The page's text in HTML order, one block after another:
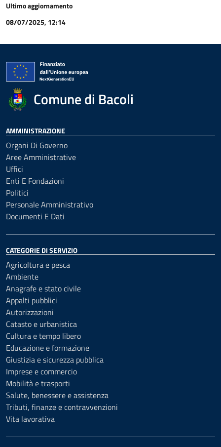
Ultimo aggiornamento
08/07/2025, 12:14
Comune di Bacoli
AMMINISTRAZIONE
Organi Di Governo
Aree Amministrative
Uffici
Enti E Fondazioni
Politici
Personale Amministrativo
Documenti E Dati
CATEGORIE DI SERVIZIO
Agricoltura e pesca
Ambiente
Anagrafe e stato civile
Appalti pubblici
Autorizzazioni
Catasto e urbanistica
Cultura e tempo libero
Educazione e formazione
Giustizia e sicurezza pubblica
Imprese e commercio
Mobilità e trasporti
Salute, benessere e assistenza
Tributi, finanze e contravvenzioni
Vita lavorativa